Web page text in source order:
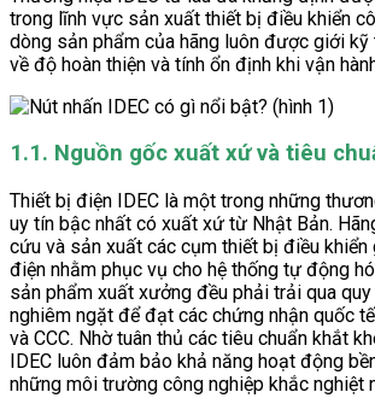
trong lĩnh vực sản xuất thiết bị điều khiển
dòng sản phẩm của hãng luôn được giới kỹ
về độ hoàn thiện và tính ổn định khi vận
1.1. Nguồn gốc xuất xứ và tiêu
Thiết bị điện IDEC là một trong những
uy tín bậc nhất có xuất xứ từ Nhật Bản.
cứu và sản xuất các cụm thiết bị điều khiển
điện nhằm phục vụ cho hệ thống tự động
sản phẩm xuất xưởng đều phải trải qua
nghiêm ngặt để đạt các chứng nhận quốc tế
và CCC. Nhờ tuân thủ các tiêu chuẩn khắt
IDEC luôn đảm bảo khả năng hoạt động
những môi trường công nghiệp khắc nghiệt